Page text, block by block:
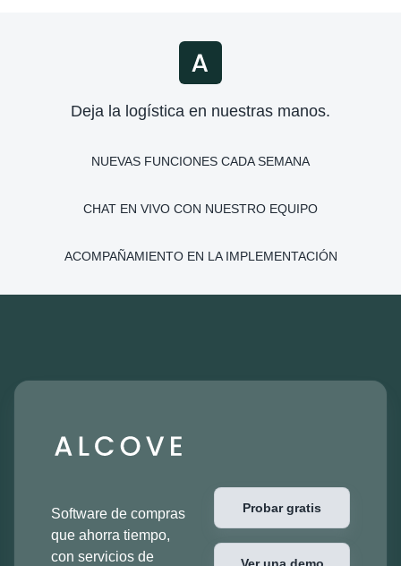
Deja la logística en nuestras manos.
NUEVAS FUNCIONES CADA SEMANA
CHAT EN VIVO CON NUESTRO EQUIPO
ACOMPAÑAMIENTO EN LA IMPLEMENTACIÓN
Software de compras
que ahorra tiempo,
con servicios de
Probar gratis
Ver una demo